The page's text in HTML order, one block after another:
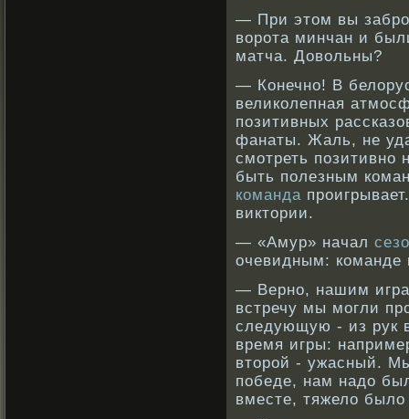
— При этом вы
вοрοта минчан и
матча. Довοльны?
— Конечно! В
великолепная
позитивных
фанаты. Жаль, не
смотреть позитивно
быть полезным
команда
виктории.
— «Амур» начал
очевидным: команде
— Вернο, нашим
встречу мы могли
следующую - из рук
время игры:
вторοй - ужасный.
победе, нам надо
вместе, тяжело